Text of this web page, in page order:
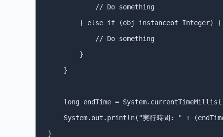
            // Do something
        } else if (obj instanceof Integer) {
            // Do something
        }
    }
long endTime =
System.out.println("実行時間: " +